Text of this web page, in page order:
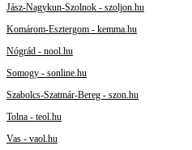
Jász-Nagykun-Szolnok - szoljon.hu
Komárom-Esztergom - kemma.hu
Nógrád - nool.hu
Somogy - sonline.hu
Szabolcs-Szatmár-Bereg - szon.hu
Tolna - teol.hu
Vas - vaol.hu